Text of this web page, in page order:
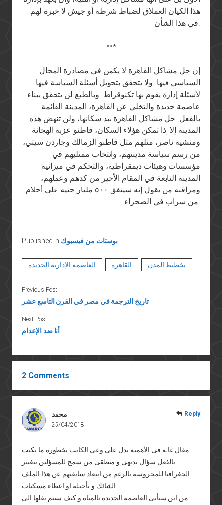
هذا الكيان العملاق لضباط شرطة أو جيش لا خبرة لهم
في هذا الشأن.
***
إن حل مشاكل القاهرة لا يكمن في مصادرة المجال
السياسي فيها. ولا يتحقق بتحويل أسئلة السياسة فيها
لأسئلة إدارة يقوم بها تكنوقراط. وبالطبع لن يتحقق ببناء
عاصمة جديدة والتخلي عن القاهرة، المدينة القائمة
بالفعل. حل مشاكل القاهرة بيد سكانها، ولن تنهض هذه
المدينة إلا إذا تمكن هؤلاء السكان، قاطنو عزبة الهجانة
ومنشية ناصر، مثلهم مثل قاطنو الزمالك وجاردن سيتي،
من رسم سياسة مدينتهم، وانتخاب ممثليهم في
مؤسسات وهيئات ديمقراطية، والتحكم في ميزانية
المدينة النابعة في المقام الأخير من كدهم وعملهم،
ومراقبة من يقول إنه سينفق ٥٠٠ مليار جنيه على أحلام
من سراب في الصحراء.
Published in بوستات من فيسبوك
العاصمة الإدارية الجديدة القاهرة تخطيط المدن
Previous Post
تاريخ الترجمة في مصر في القرن التاسع عشر
Next Post
أنا ضد الإعدام
2 Comments
محمد
25/04/2018
مقال غايه فى الأهميه يدل على وعى الكاتب بخطورة ما يكتب
بالفعل سؤال بديهى و منطقى من سمح للمسؤلين بتغيير
الجغرافيا للمحروسه بالرغم من ابتعاد سابقيهم عن هذا الملف
الشائك و تأجيله او اعطاء مسكنات
من اين ستأتى العاصمه الجديده بالمياه و كيف سيتم نقلها الى
Reply